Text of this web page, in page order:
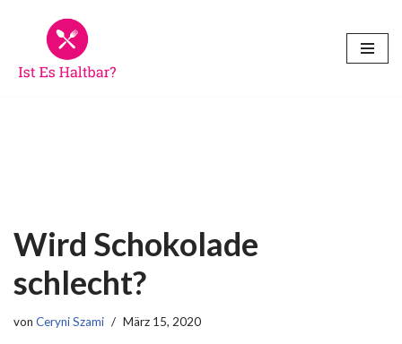
Inhalt
Wird Schokolade
schlecht?
von Ceryni Szami März 15, 2020